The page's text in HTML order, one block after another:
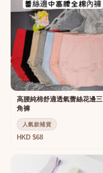
高腰純棉舒適透氣蕾絲花邊三
角褲
人氣款補貨
HKD $68